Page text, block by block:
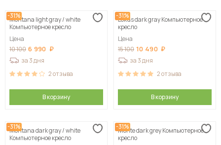
-31%
Montana light gray / white
Компьютерное кресло
Цена
10 100 6 990
за 3 дня
2отзыва
В корзину
-31%
Lokus dark gray Компьютерное
кресло
Цена
15 100 10 490
за 3 дня
2отзыва
В корзину
-31%
Montana dark gray / white
Компьютерное кресло
-31%
Monte dark grey Компьютерное
кресло